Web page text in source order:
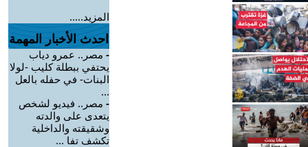
المزيد.....
احدث الأخبار المهمة
- مصر.. عمرو دياب
يحتفي ببطلة كليب -لولا
البنات- في حفله بالعل
...
- مصر.. فيديو لشخص
يتعدى على والدته
وشقيقته والداخلية
تكشف تفا ...